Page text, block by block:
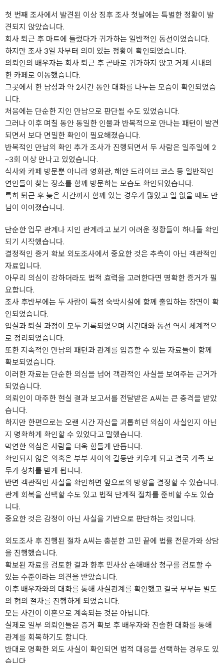
첫 번째 조사에서 발견된 이상 징후 조사 첫날에는 특별한 정황이 발
견되지 않았습니다.
회사 퇴근 후 마트에 들렀다가 귀가하는 일반적인 동선이었습니다.
하지만 조사 3일 차부터 의미 있는 정황이 확인되었습니다.
의뢰인의 배우자는 회사 퇴근 후 곧바로 귀가하지 않고 거제 시내의
한 카페로 이동했습니다.
그곳에서 한 남성과 약 2시간 동안 대화를 나누는 모습이 확인되었습
니다.
처음에는 단순한 지인 만남으로 판단될 수도 있었습니다.
그러나 이후 며칠 동안 동일한 인물과 반복적으로 만나는 패턴이 발견
되면서 보다 면밀한 확인이 필요해졌습니다.
반복적인 만남의 확인 추가 조사가 진행되면서 두 사람은 일주일에 2
~3회 이상 만나고 있었습니다.
식사와 카페 방문뿐 아니라 영화관, 해안 드라이브 코스 등 일반적인
연인들이 찾는 장소를 함께 방문하는 모습도 확인되었습니다.
특히 퇴근 후 늦은 시간까지 함께 있는 경우가 많았고 일 없을 때도 만
남이 이어졌습니다.
단순한 업무 관계나 지인 관계라고 보기 어려운 정황들이 하나둘 확인
되기 시작했습니다.
결정적인 증거 확보 외도조사에서 중요한 것은 추측이 아닌 객관적인
자료입니다.
아무리 의심이 강하더라도 법적 효력을 고려한다면 명확한 증거가 필
요합니다.
조사 후반부에는 두 사람이 특정 숙박시설에 함께 출입하는 장면이 확
인되었습니다.
입실과 퇴실 과정이 모두 기록되었으며 시간대와 동선 역시 체계적으
로 정리되었습니다.
또한 지속적인 만남의 패턴과 관계를 입증할 수 있는 자료들이 함께
확보되었습니다.
이러한 자료는 단순한 의심을 넘어 객관적인 사실을 보여주는 근거가
되었습니다.
의뢰인이 마주한 현실 결과 보고서를 전달받은 A씨는 큰 충격을 받았
습니다.
하지만 한편으로는 오랜 시간 자신을 괴롭히던 의심이 사실인지 아닌
지 명확하게 확인할 수 있었다고 말했습니다.
막연한 의심은 사람을 더욱 힘들게 만듭니다.
확인되지 않은 의혹은 부부 사이의 갈등만 키우게 되고 결국 가족 모
두가 상처를 받게 됩니다.
반면 객관적인 사실을 확인하면 앞으로의 방향을 결정할 수 있습니다.
관계 회복을 선택할 수도 있고 법적 단계적 절차를 준비할 수도 있습
니다.
중요한 것은 감정이 아닌 사실을 기반으로 판단하는 것입니다.
외도조사 후 진행된 절차 A씨는 충분한 고민 끝에 법률 전문가와 상담
을 진행했습니다.
확보된 자료를 검토한 결과 향후 민사상 손해배상 청구를 검토할 수
있는 수준이라는 의견을 받았습니다.
이후 배우자와의 대화를 통해 사실관계를 확인했고 결국 부부는 별도
의 협의 절차를 진행하게 되었습니다.
모든 사건이 이혼으로 계속되는 것은 아닙니다.
실제로 일부 의뢰인들은 증거 확보 후 배우자와 진솔한 대화를 통해
관계를 회복하기도 합니다.
반대로 명확한 외도 사실이 확인되면 법적 대응을 선택하는 경우도 있